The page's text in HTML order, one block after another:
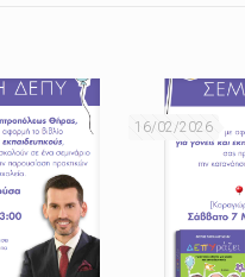
16/02/2026